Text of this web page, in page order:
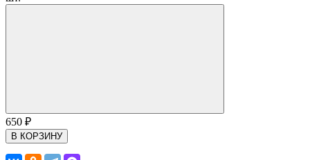
650 ₽
В КОРЗИНУ